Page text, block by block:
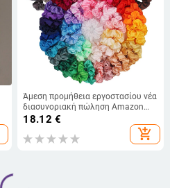
Άμεση προμήθεια εργοστασίου νέα
διασυνοριακή πώληση Amazon
δαχτυλίδι χοίρου παχέος εντέρου
φωτεινό χρώμα σατέν δαχτυλίδι
μαλλιών μονόχρωμο δαχτυλίδι
18.12 €
add_shopping_cart